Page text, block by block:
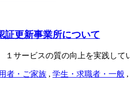
更新事業所について
１サービスの質の向上を実践し
者・ご家族 , 学生・求職者・一般 ,